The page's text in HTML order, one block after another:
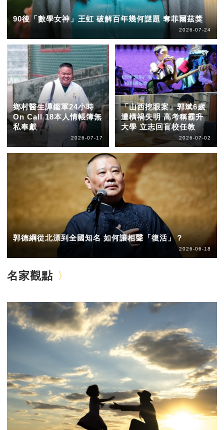
90後「數學女神」王虹 破解百年幾何謎題 奪菲爾茲獎
2026-07-24
鄉村醫生譚鑑軍24小時
On Call 18本人情帳簿無
私奉獻
2026-07-17
「山西挖眼案」郭斌6歲
遭橫禍失明 高考稱霸升
大學 立志回盲校任教
2026-07-02
郭德綱從北漂到全國知名 如何讓相聲「復活」？
2026-06-18
名家觀點